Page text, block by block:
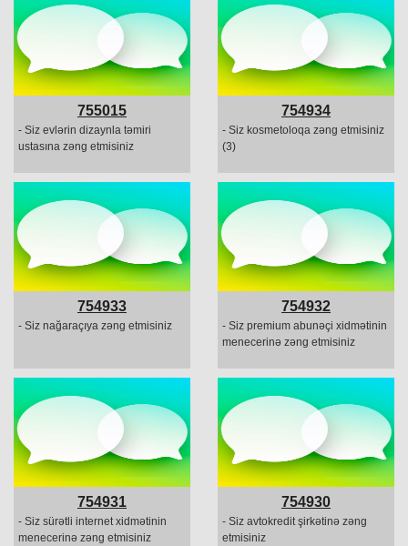
755015
- Siz evlərin dizaynla təmiri
ustasına zəng etmisiniz
754934
- Siz kosmetoloqa zəng etmisiniz
(3)
754933
- Siz nağaraçıya zəng etmisiniz
754932
- Siz premium abunəçi xidmətinin
menecerinə zəng etmisiniz
754931
- Siz sürətli internet xidmətinin
menecerinə zəng etmisiniz
754930
- Siz avtokredit şirkətinə zəng
etmisiniz